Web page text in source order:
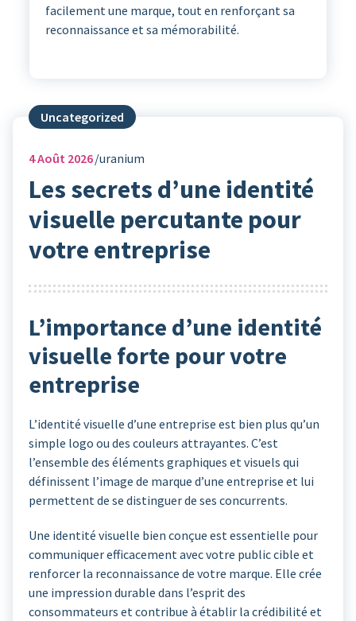
facilement une marque, tout en renforçant sa
reconnaissance et sa mémorabilité.
Uncategorized
4Août 2026 uranium
Les secrets d’une identité
visuelle percutante pour
votre entreprise
L’importance d’une identité
visuelle forte pour votre
entreprise
L’identité visuelle d’une entreprise est bien plus qu’un
simple logo ou des couleurs attrayantes. C’est
l’ensemble des éléments graphiques et visuels qui
définissent l’image de marque d’une entreprise et lui
permettent de se distinguer de ses concurrents.
Une identité visuelle bien conçue est essentielle pour
communiquer efficacement avec votre public cible et
renforcer la reconnaissance de votre marque. Elle crée
une impression durable dans l’esprit des
consommateurs et contribue à établir la crédibilité et